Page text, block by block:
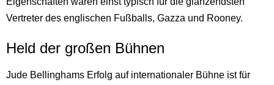
Vertreter des englischen Fußballs, Gazza und Rooney.
Held der großen Bühnen
Jude Bellinghams Erfolg auf internationaler Bühne ist für